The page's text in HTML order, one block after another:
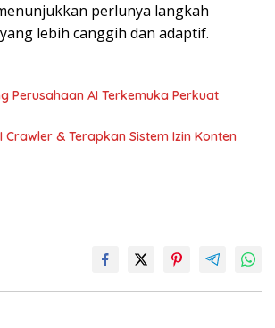
perlunya langkah
lebih canggih dan adaptif.
Perusahaan AI Terkemuka Perkuat
& Terapkan Sistem Izin Konten